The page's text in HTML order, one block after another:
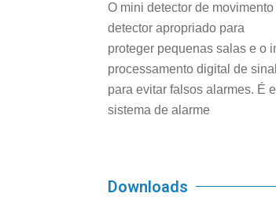
O mini detector de
detector apropriado para
proteger pequenas salas e o
processamento digital de
para evitar falsos alarmes. É
sistema de alarme
Downloads